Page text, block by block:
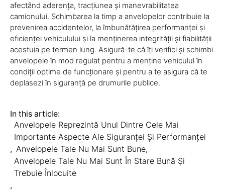
afectând aderența, tracțiunea și manevrabilitatea
camionului. Schimbarea la timp a anvelopelor contribuie la
prevenirea accidentelor, la îmbunătățirea performanței și
eficienței vehiculului și la menținerea integrității și fiabilității
acestuia pe termen lung. Asigură-te că îți verifici și schimbi
anvelopele în mod regulat pentru a menține vehiculul în
condiții optime de funcționare și pentru a te asigura că te
deplasezi în siguranță pe drumurile publice.
In this article:
Anvelopele Reprezintă Unul Dintre Cele Mai
Importante Aspecte Ale Siguranței Și Performanței
, Anvelopele Tale Nu Mai Sunt Bune,
Anvelopele Tale Nu Mai Sunt În Stare Bună Și
Trebuie Înlocuite
,